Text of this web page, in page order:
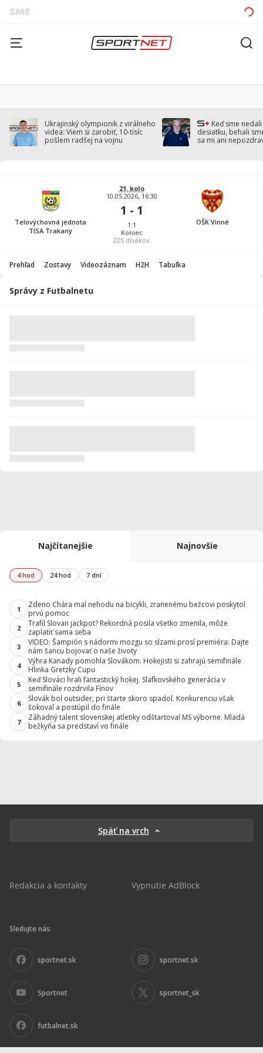
Ukrajinský olympionik z virálneho
videa: Viem si zarobiť, 10-tisíc
pošlem radšej na vojnu
Keď sme
desiatku, behali
sa mi ani
Telovýchovná jednota
TISA Trakany
21. kolo
10.05.2026, 16:30
1 - 1
1:1
Koniec
225 divákov
OŠK Vinné
Prehľad Zostavy Videozáznam H2H Tabuľka
Správy z Futbalnetu
Najčítanejšie Najnovšie
4 hod 24 hod 7 dní
1
Zdeno Chára mal nehodu na bicykli, zranenému bežcovi poskytol
prvú pomoc
2
Trafil Slovan jackpot? Rekordná posila všetko zmenila, môže
zaplatiť sama seba
3
VIDEO: Šampión s nádormi mozgu so slzami prosí premiéra: Dajte
nám šancu bojovať o naše životy
4
Výhra Kanady pomohla Slovákom. Hokejisti si zahrajú semifinále
Hlinka Gretzky Cupu
5
Keď Slováci hrali fantastický hokej. Slafkovského generácia v
semifinále rozdrvila Fínov
6
Slovák bol outsider, pri štarte skoro spadol. Konkurenciu však
šokoval a postúpil do finále
7
Záhadný talent slovenskej atletiky odštartoval MS výborne. Mladá
bežkyňa sa predstaví vo finále
Späť na vrch
Redakcia a kontakty Vypnutie AdBlock
Sledujte nás:
sportnet.sk sportnet.sk
Sportnet sportnet_sk
futbalnet.sk